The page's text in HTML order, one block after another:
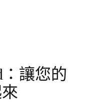
：讓您的